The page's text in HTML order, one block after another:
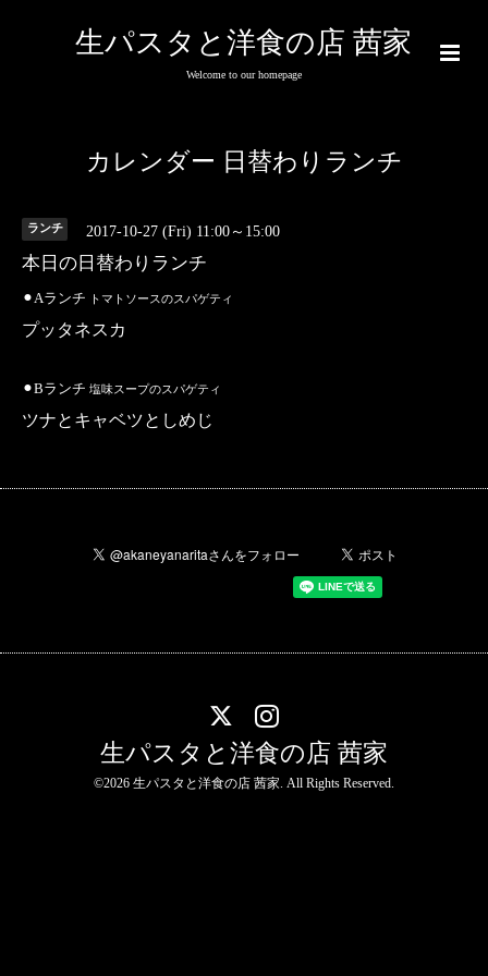
生パスタと洋食の店 茜家
Welcome to our homepage
カレンダー 日替わりランチ
ランチ 2017-10-27 (Fri) 11:00～15:00
本日の日替わりランチ
⚫︎Aランチ トマトソースのスパゲティ
プッタネスカ
⚫︎Bランチ 塩味スープのスパゲティ
ツナとキャベツとしめじ
生パスタと洋食の店 茜家
©2026 生パスタと洋食の店 茜家. All Rights Reserved.